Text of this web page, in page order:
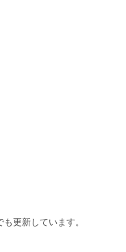
更新しています。